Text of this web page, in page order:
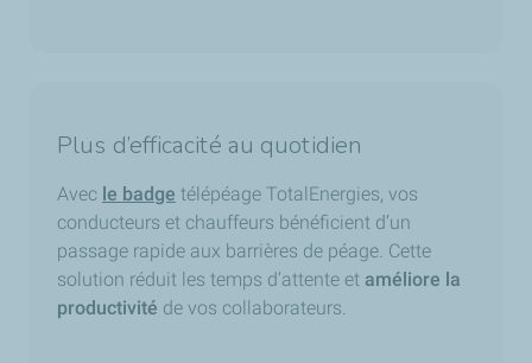
Plus d’efficacité au quotidien
Avec le badge télépéage TotalEnergies, vos
conducteurs et chauffeurs bénéficient d’un
passage rapide aux barrières de péage. Cette
solution réduit les temps d’attente et améliore la
productivité de vos collaborateurs.